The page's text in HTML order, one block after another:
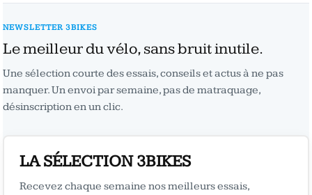
NEWSLETTER 3BIKES
Le meilleur du vélo, sans bruit inutile.
Une sélection courte des essais, conseils et actus à ne pas
manquer. Un envoi par semaine, pas de matraquage,
désinscription en un clic.
LA SÉLECTION 3BIKES
Recevez chaque semaine nos meilleurs essais,